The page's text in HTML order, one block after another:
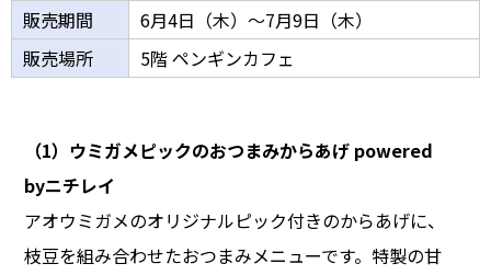
販売期間
6月4日（木）～7月9日（木）
販売場所
5階 ペンギンカフェ
（1）ウミガメピックのおつまみからあげ powered
byニチレイ
アオウミガメのオリジナルピック付きのからあげに、
枝豆を組み合わせたおつまみメニューです。特製の甘